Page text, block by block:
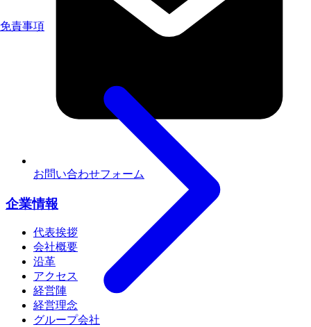
免責事項
お問い合わせフォーム
企業情報
代表挨拶
会社概要
沿革
アクセス
経営陣
経営理念
グループ会社